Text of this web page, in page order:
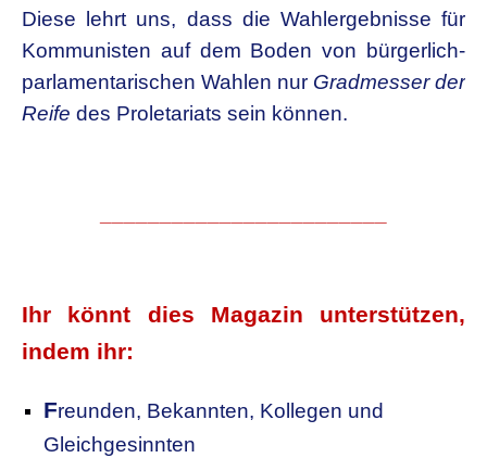
Diese lehrt uns, dass die Wahlergebnisse für
Kommunisten auf dem Boden von bürgerlich-
parlamentarischen Wahlen nur Gradmesser der
Reife des Proletariats sein können.
Ihr könnt dies Magazin unterstützen,
indem ihr:
Freunden, Bekannten, Kollegen und
Gleichgesinnten